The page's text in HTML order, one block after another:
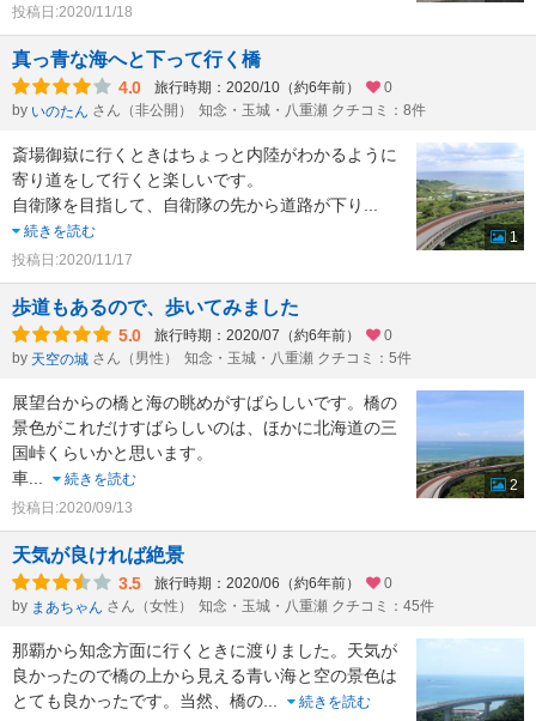
投稿日:2020/11/18
真っ青な海へと下って行く橋
4.0 旅行時期：2020/10（約6年前）
0
by いのたん さん（非公開） 知念・玉城・八重瀬 クチコミ：8件
斎場御嶽に行くときはちょっと内陸がわかるように
寄り道をして行くと楽しいです。
自衛隊を目指して、自衛隊の先から道路が下り
続きを読む
投稿日:2020/11/17
1
歩道もあるので、歩いてみました
5.0 旅行時期：2020/07（約6年前）
0
by 天空の城 さん（男性） 知念・玉城・八重瀬 クチコミ：5件
展望台からの橋と海の眺めがすばらしいです。橋の
景色がこれだけすばらしいのは、ほかに北海道の三
国峠くらいかと思います。
車
続きを読む
投稿日:2020/09/13
2
天気が良ければ絶景
3.5 旅行時期：2020/06（約6年前）
0
by まあちゃん さん（女性） 知念・玉城・八重瀬 クチコミ：45件
那覇から知念方面に行くときに渡りました。天気が
良かったので橋の上から見える青い海と空の景色は
とても良かったです。当然、橋の
続きを読む